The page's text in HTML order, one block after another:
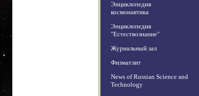
Энциклопедия
космонавтика
Энциклопедия
"Естествознание"
Журнальный зал
Физматлит
News of Russian Science and
Technology